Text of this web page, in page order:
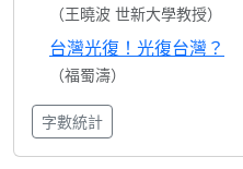
（王曉波 世新大學教授）
台灣光復！光復台灣？
（福蜀濤）
字數統計